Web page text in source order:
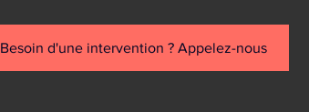
Besoin d'une intervention ? Appelez-nous